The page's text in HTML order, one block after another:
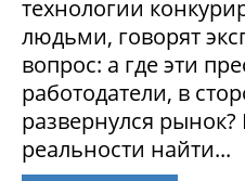
технологии
людьми, говорят
вопрос: а где эти
работодатели, в
развернулся
реальности найти...